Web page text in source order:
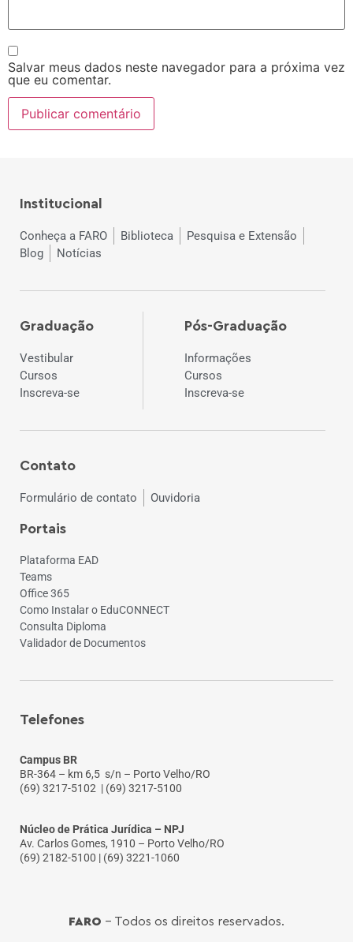
Salvar meus dados neste navegador para a próxima vez
que eu comentar.
Institucional
Conheça a FARO Biblioteca
Pesquisa e Extensão
Blog
Notícias
Graduação
Vestibular
Cursos
Inscreva-se
Pós-Graduação
Informações
Cursos
Inscreva-se
Contato
Formulário de contato Ouvidoria
Portais
Plataforma EAD
Teams
Office 365
Como Instalar o EduCONNECT
Consulta Diploma
Validador de Documentos
Telefones
Campus BR
BR-364 – km 6,5 s/n – Porto Velho/RO
(69) 3217-5102 | (69) 3217-5100
Núcleo de Prática Jurídica – NPJ
Av. Carlos Gomes, 1910 – Porto Velho/RO
(69) 2182-5100 | (69) 3221-1060
FARO - Todos os direitos reservados.